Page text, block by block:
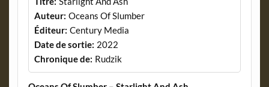
Auteur: Oceans Of Slumber
Éditeur: Century Media
Date de sortie: 2022
Chronique de: Rudzik